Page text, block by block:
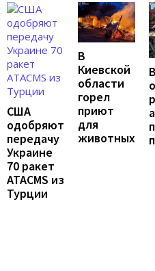
США
одобряют
передачу
Украине
70 ракет
ATACMS из
Турции
В
Киевской
области
горел
приют
для
животных